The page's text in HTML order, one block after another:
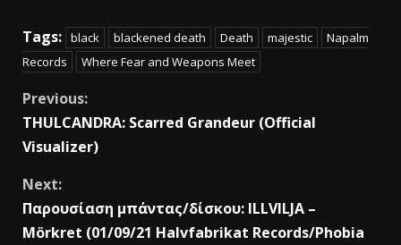
Tags: black blackened death Death majestic
Napalm
Records
Where Fear and Weapons Meet
Previous:
THULCANDRA: Scarred Grandeur (Official
Visualizer)
Next:
Παρουσίαση μπάντας/δίσκου: ILLVILJA –
Mörkret (01/09/21 Halvfabrikat Records/Phobia